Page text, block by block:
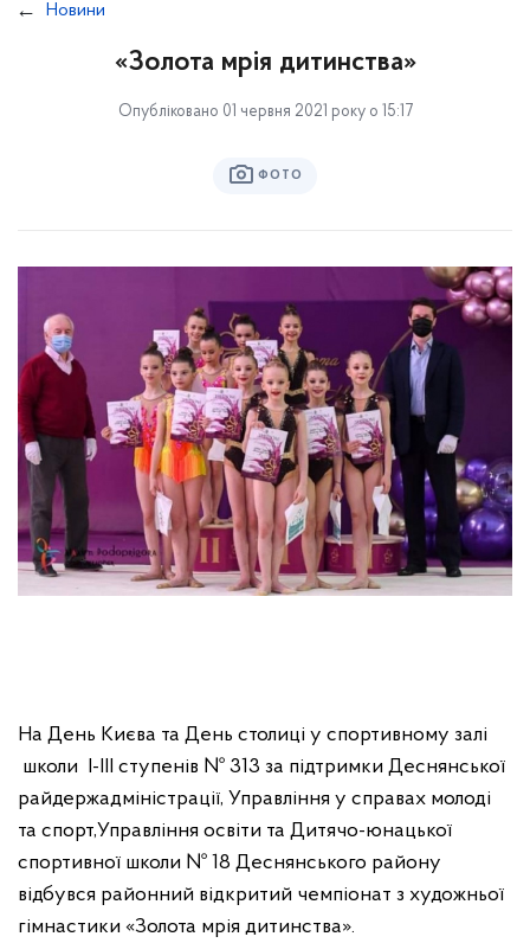
Новини
«Золота мрія дитинства»
Опубліковано 01 червня 2021 року о 15:17
ФОТО
На День Києва та День столиці у спортивному залі
школи І-ІІІ ступенів № 313 за підтримки Деснянської
райдержадміністрації, Управління у справах молоді
та спорт,Управління освіти та Дитячо-юнацької
спортивної школи № 18 Деснянського району
відбувся районний відкритий чемпіонат з художньої
гімнастики «Золота мрія дитинства».